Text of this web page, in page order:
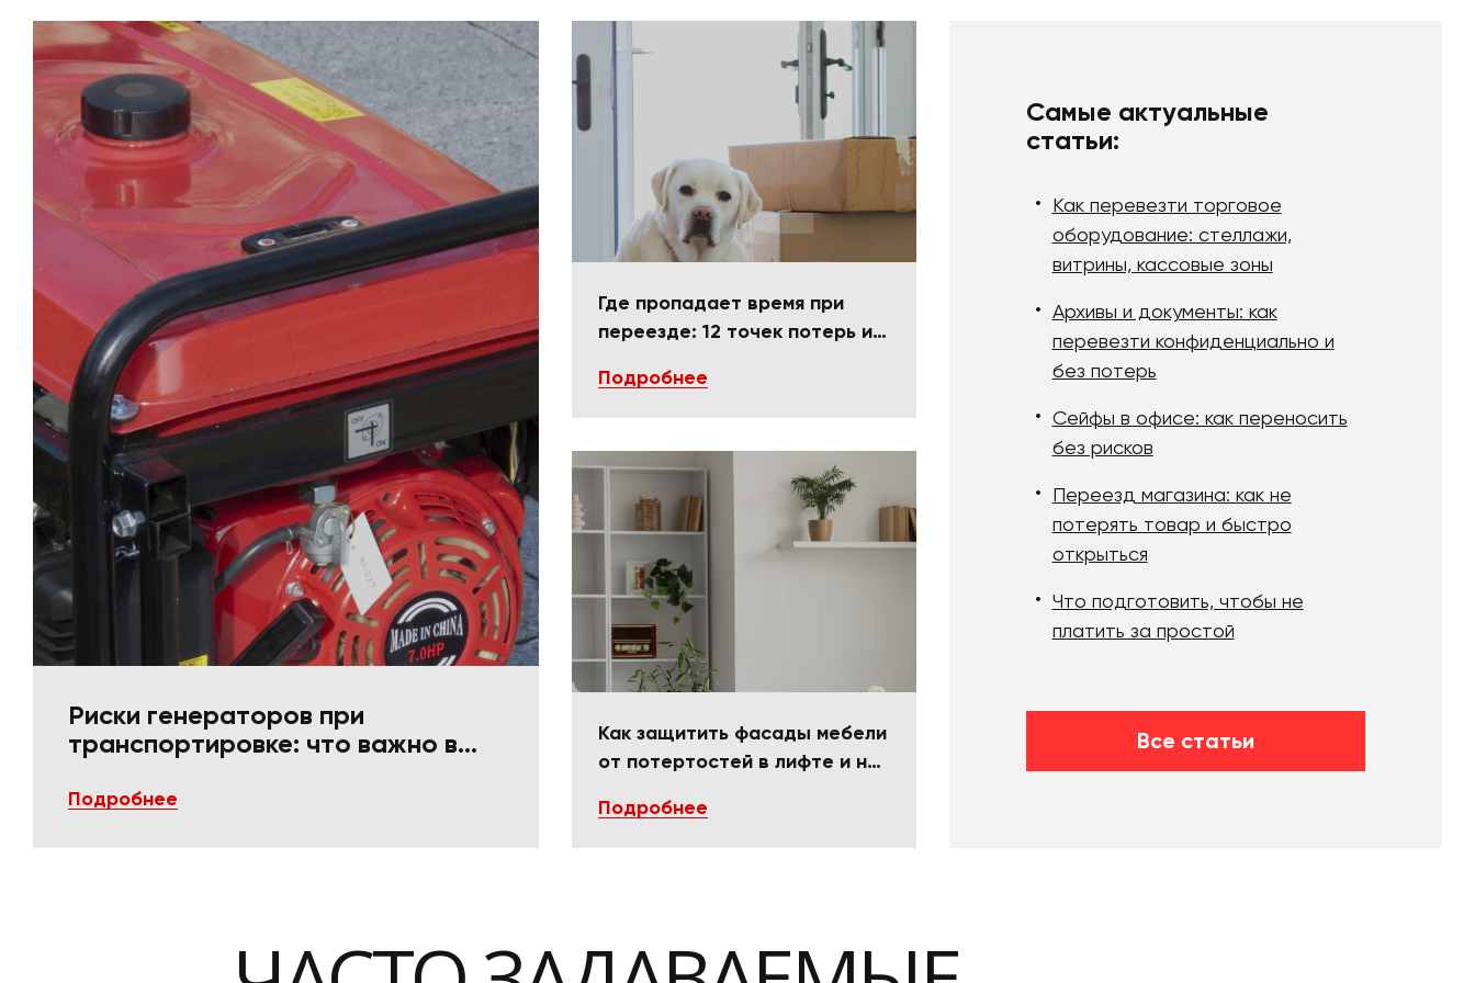
Риски генераторов при
транспортировке: что важно в
Подробнее
Где пропадает время при
переезде: 12 точек потерь и
Подробнее
Как защитить фасады мебели
от потертостей в лифте и на
Подробнее
Самые актуальные
статьи:
Как перевезти торговое
оборудование: стеллажи,
витрины, кассовые зоны
Архивы и документы: как
перевезти конфиденциально и
без потерь
Сейфы в офисе: как переносить
без рисков
Переезд магазина: как не
потерять товар и быстро
открыться
Что подготовить, чтобы не
платить за простой
Все статьи